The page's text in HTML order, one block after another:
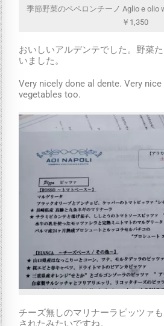
季節野菜のペペロンチーノ Aglio e olio
￥1,350
おいしいアルデンテでした。野菜
いました。
Very nicely done al dente. Very
vegetables too.
チーズ無しのマリナーラピッツァ